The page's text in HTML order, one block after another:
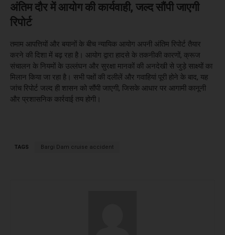
अंतिम दौर में आयोग की कार्यवाही, जल्द सौंपी जाएगी
रिपोर्ट
तमाम आपत्तियों और बयानों के बीच न्यायिक आयोग अपनी अंतिम रिपोर्ट तैयार
करने की दिशा में बढ़ रहा है। आयोग द्वारा हादसे के तकनीकी कारणों, क्रूज
संचालन के नियमों के उल्लंघन और सुरक्षा मानकों की अनदेखी से जुड़े साक्ष्यों का
मिलान किया जा रहा है। सभी पक्षों की दलीलें और गवाहियां पूरी होने के बाद, यह
जांच रिपोर्ट जल्द ही शासन को सौंपी जाएगी, जिसके आधार पर आगामी कानूनी
और प्रशासनिक कार्रवाई तय होगी।
TAGS Bargi Dam cruise accident